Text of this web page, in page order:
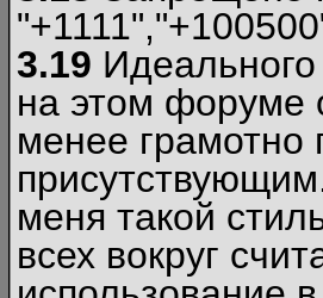
3.19 Идеального
на этом форуме
менее грамотно
меня такой
всех вокруг